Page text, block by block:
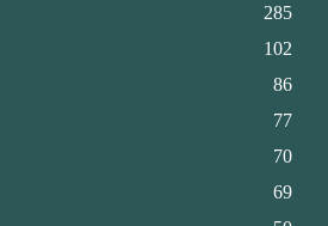
285
102
86
77
70
69